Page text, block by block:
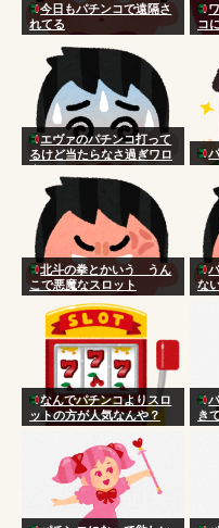
今日もパチンコで遠隔さ
れてる
コ
エヴァのパチンコ打って
るけど当たらなさ過ぎワロ
タ
北斗の拳とかいう うん
こで悪魔なスロット
な
なんでパチンコよりスロ
ットの方が人気なんや？
き